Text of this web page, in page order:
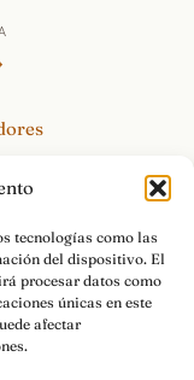
tecnologías como las
del dispositivo. El
procesar datos como
únicas en este
afectar
→